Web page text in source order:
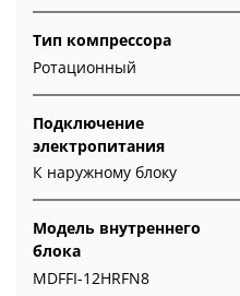
Тип компрессора
Ротационный
Подключение
электропитания
К наружному блоку
Модель внутреннего
блока
MDFFI-12HRFN8